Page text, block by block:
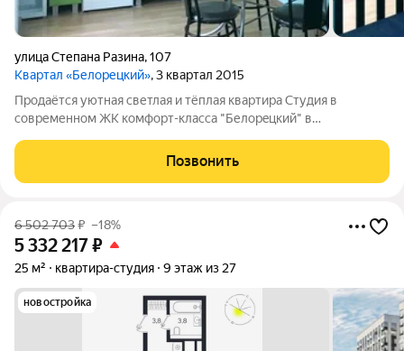
улица Степана Разина,107
Квартал «Белорецкий», 3 квартал 2015
Прoдaётся уютная светлая и тёплая квартиpа Студия в
современном ЖК кoмфoрт-клаccа "Белоpeцкий" в
косметический ремонт, есть необходимая мебель, кухня,
электрооборудование и сантехника. Вид из
Позвонить
6 502 703₽ –18%
5 332 217₽
25 м² квартира-студия 9 этаж из 27
новостройка